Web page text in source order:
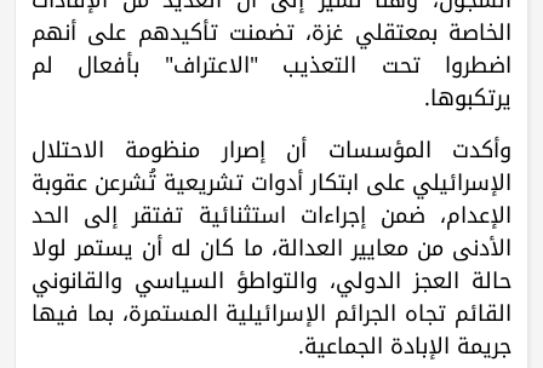
الخاصة بمعتقلي غزة، تضمنت تأكيدهم على أنهم
اضطروا تحت التعذيب "الاعتراف" بأفعال لم
يرتكبوها.
وأكدت المؤسسات أن إصرار منظومة الاحتلال
الإسرائيلي على ابتكار أدوات تشريعية تُشرعن عقوبة
الإعدام، ضمن إجراءات استثنائية تفتقر إلى الحد
الأدنى من معايير العدالة، ما كان له أن يستمر لولا
حالة العجز الدولي، والتواطؤ السياسي والقانوني
القائم تجاه الجرائم الإسرائيلية المستمرة، بما فيها
جريمة الإبادة الجماعية.